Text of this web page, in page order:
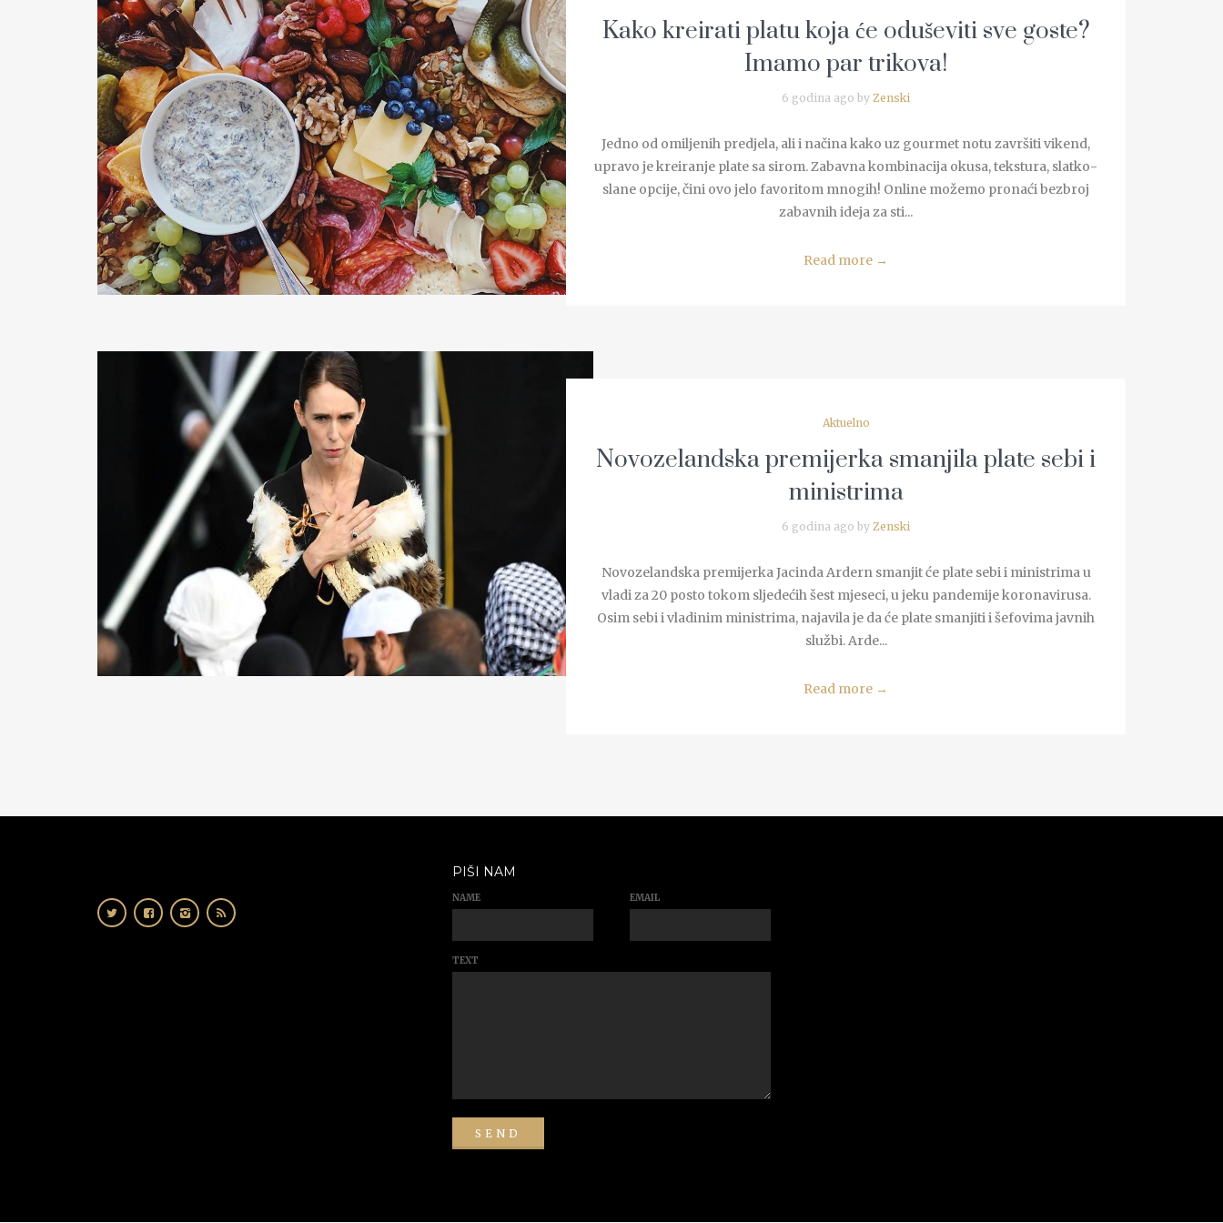
READ MORE
Kako kreirati platu koja će oduševiti sve goste?
Imamo par trikova!
6 godina ago by Zenski
Jedno od omiljenih predjela, ali i načina kako uz gourmet notu završiti vikend,
upravo je kreiranje plate sa sirom. Zabavna kombinacija okusa, tekstura, slatko-
slane opcije, čini ovo jelo favoritom mnogih! Online možemo pronaći bezbroj
zabavnih ideja za sti...
Read more →
READ MORE
Aktuelno
Novozelandska premijerka smanjila plate sebi i
ministrima
6 godina ago by Zenski
Novozelandska premijerka Jacinda Ardern smanjit će plate sebi i ministrima u
vladi za 20 posto tokom sljedećih šest mjeseci, u jeku pandemije koronavirusa.
Osim sebi i vladinim ministrima, najavila je da će plate smanjiti i šefovima javnih
službi. Arde...
Read more →
PIŠI NAM
NAME EMAIL
TEXT